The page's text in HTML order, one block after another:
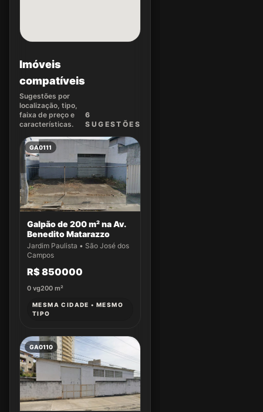
Imóveis
compatíveis
Sugestões por
localização, tipo,
faixa de preço e
características.
6
SUGEST ÕES
GA0111
Galpão de 200 m² na Av.
Benedito Matarazzo
Jardim Paulista • São José dos
Campos
R$ 850000
0 vg200 m²
MESMA CIDADE • MESMO
TIPO
GA0110